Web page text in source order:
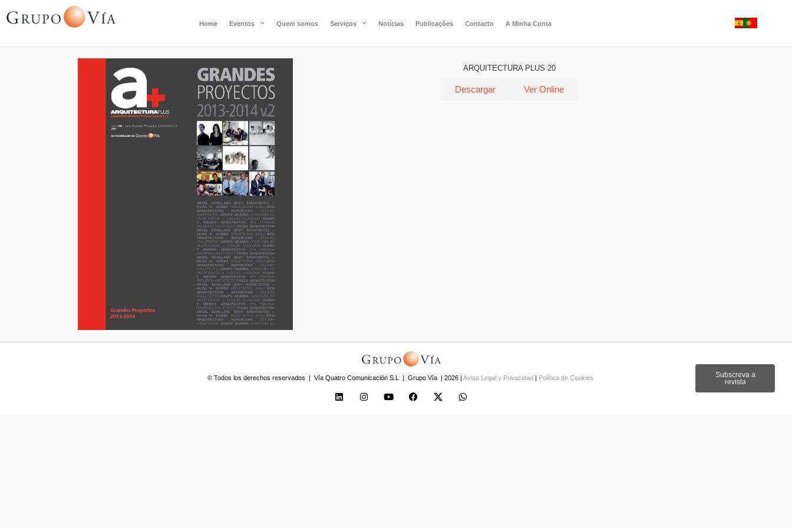
Home Eventos Quem somos Serviços Notícias Publicações Contacto A Minha Conta
ARQUITECTURA PLUS 20
Descargar Ver Online
© Todos los derechos reservados | Vía Quatro Comunicación S.L | Grupo Vía | 2026 | Aviso Legal y Privacidad Política de Cookies
Subscreva a
revista